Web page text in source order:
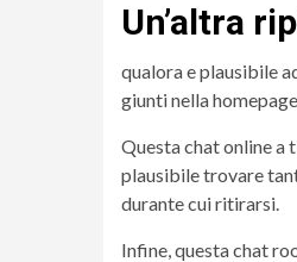
Un’altra
qualora e plausibile
giunti nella
Questa chat online a
plausibile trovare
durante cui ritirarsi.
Infine, questa chat